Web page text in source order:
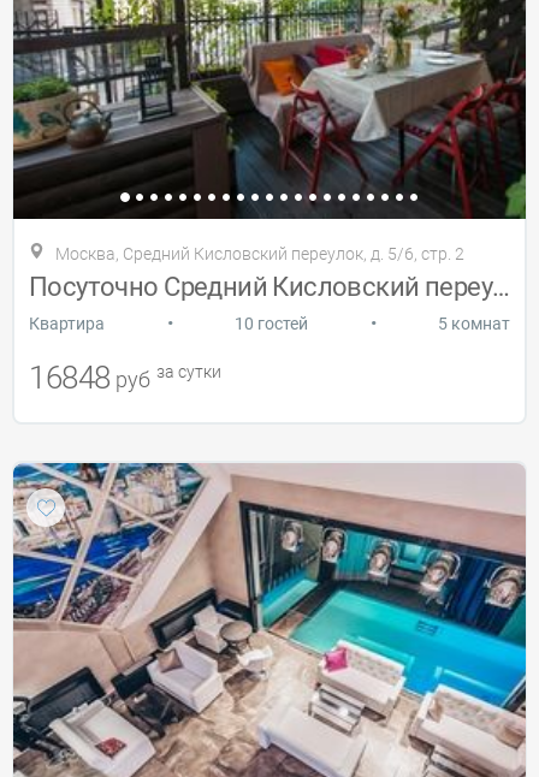
Москва, Средний Кисловский переулок, д. 5/6, стр. 2
Посуточно Средний Кисловский переулок, д
Квартира • 10 гостей • 5 комнат
16848 руб за сутки